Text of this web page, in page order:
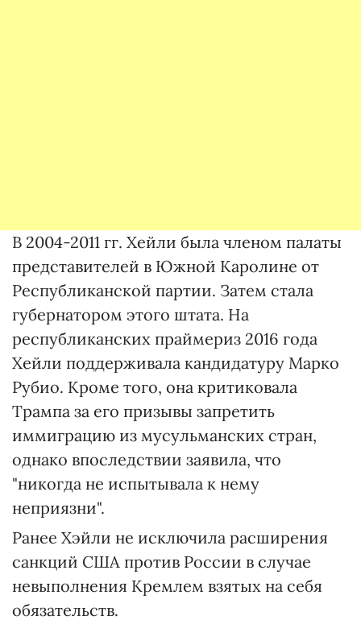
В 2004-2011 гг. Хейли была членом палаты
представителей в Южной Каролине от
Республиканской партии. Затем стала
губернатором этого штата. На
республиканских праймериз 2016 года
Хейли поддерживала кандидатуру Марко
Рубио. Кроме того, она критиковала
Трампа за его призывы запретить
иммиграцию из мусульманских стран,
однако впоследствии заявила, что
"никогда не испытывала к нему
неприязни".
Ранее Хэйли не исключила расширения
санкций США против России в случае
невыполнения Кремлем взятых на себя
обязательств.